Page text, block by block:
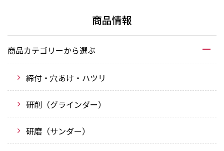
商品情報
商品カテゴリーから選ぶ
締付・穴あけ・ハツリ
研削（グラインダー）
研磨（サンダー）